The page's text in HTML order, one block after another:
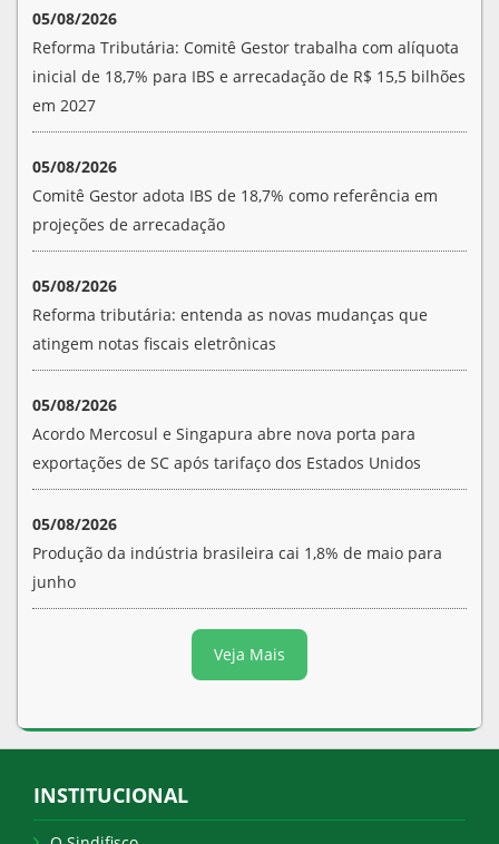
05/08/2026
Reforma Tributária: Comitê Gestor trabalha com alíquota
inicial de 18,7% para IBS e arrecadação de R$ 15,5 bilhões
em 2027
05/08/2026
Comitê Gestor adota IBS de 18,7% como referência em
projeções de arrecadação
05/08/2026
Reforma tributária: entenda as novas mudanças que
atingem notas fiscais eletrônicas
05/08/2026
Acordo Mercosul e Singapura abre nova porta para
exportações de SC após tarifaço dos Estados Unidos
05/08/2026
Produção da indústria brasileira cai 1,8% de maio para
junho
Veja Mais
INSTITUCIONAL